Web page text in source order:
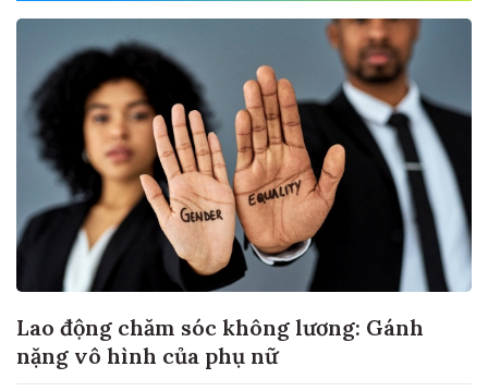
Lao động chăm sóc không lương: Gánh
nặng vô hình của phụ nữ